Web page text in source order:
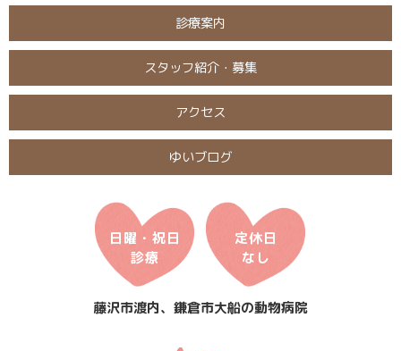
診療案内
スタッフ紹介・募集
アクセス
ゆいブログ
日曜・祝日
診療
定休日
なし
藤沢市渡内、鎌倉市大船の動物病院